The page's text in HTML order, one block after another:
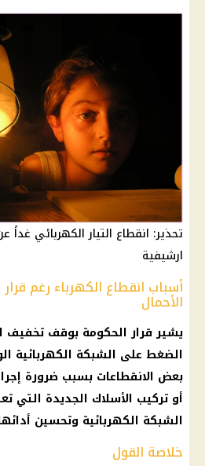
تحذير: انقطاع التيار الكهربائي
ارشيفية
أسباب انقطاع الكهرباء رغم
الأحمال
يشير قرار الحكومة بوقف تخفيف
الضغط على الشبكة الكهربائية
بعض الانقطاعات بسبب ضرورة
أو تركيب الأسلاك الجديدة التي
الشبكة الكهربائية وتحسين
خلاصة القول